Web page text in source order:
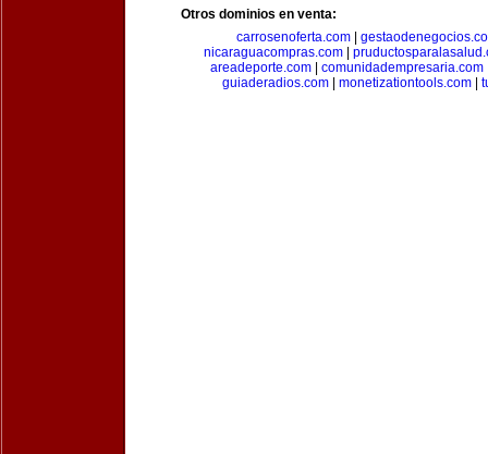
Otros dominios en venta:
carrosenoferta.com
nicaraguacompras.com
areadeporte.com| comunidadempresaria.com
guiaderadios.com| monetizationtools.com|